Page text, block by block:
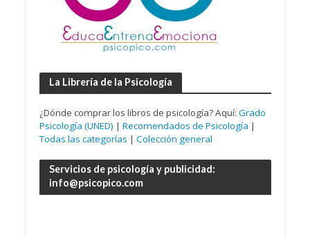
La Librería de la Psicología
¿Dónde comprar los libros de psicología? Aquí: Grado
Psicología (UNED) | Recomendados de Psicología |
Todas las categorías | Colección general
Servicios de psicología y publicidad:
info@psicopico.com